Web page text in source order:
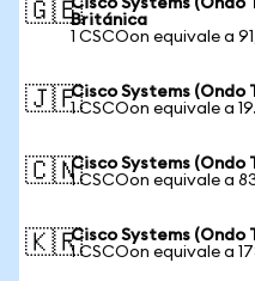
🇬🇧Cisco Systems (Ondo
Británica
1 CSCOon equivale a
🇯🇵Cisco Systems (Ondo
1 CSCOon equivale a
🇨🇳Cisco Systems (Ondo
1 CSCOon equivale a
🇰🇷Cisco Systems (Ondo
1 CSCOon equivale a